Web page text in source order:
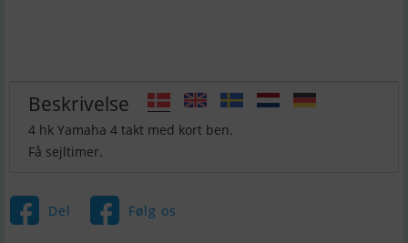
Beskrivelse
4 hk Yamaha 4 takt med kort ben.
Få sejltimer.
Del Følg os